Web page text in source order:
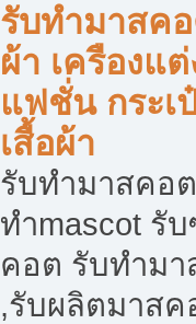
รับทำมาสค
ผ้า เครืองแ
แฟชั่น กระเ
เสื้อผ้า
รับทำมาสคอ
ทำmascot รั
คอต รับทำม
,รับผลิตมาสค